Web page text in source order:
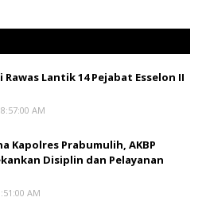
Lantik 14 Pejabat Esselon II
AM
Kapolres Prabumulih, AKBP
Disiplin dan Pelayanan
AM